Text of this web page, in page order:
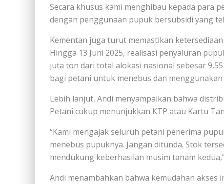
Secara khusus kami menghibau kepada para
dengan penggunaan pupuk bersubsidi yang
Kementan juga turut memastikan
Hingga 13 Juni 2025, realisasi penyaluran
juta ton dari total alokasi nasional sebesar
bagi petani untuk menebus dan
Lebih lanjut, Andi menyampaikan bahwa
Petani cukup menunjukkan KTP atau Kartu
“Kami mengajak seluruh petani penerima
menebus pupuknya. Jangan ditunda. Stok
mendukung keberhasilan musim tanam
Andi menambahkan bahwa kemudahan